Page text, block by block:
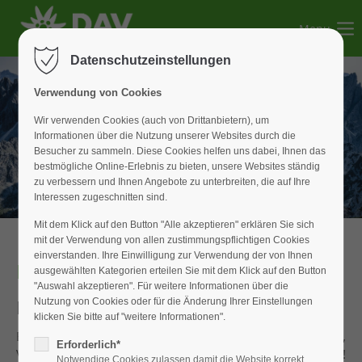
Der Eintrag "offcanvas-col2" existiert leider nicht.
Der Eintrag "offcanvas-col3" existiert leider nicht.
Der Eintrag "offcanvas-col4" existiert leider nicht.
Menu
Newsletter
Immer bestens informiert!
Bleiben Sie auf dem Laufenden über Touren,
Veranstaltungen und Neuigkeiten der Sektion Weißenburg!
Datenschutzeinstellungen
Verwendung von Cookies
Wir verwenden Cookies (auch von Drittanbietern), um
Informationen über die Nutzung unserer Websites durch die
Besucher zu sammeln. Diese Cookies helfen uns dabei, Ihnen das
bestmögliche Online-Erlebnis zu bieten, unsere Websites ständig
zu verbessern und Ihnen Angebote zu unterbreiten, die auf Ihre
Interessen zugeschnitten sind.
Mit dem Klick auf den Button "Alle akzeptieren" erklären Sie sich
mit der Verwendung von allen zustimmungspflichtigen Cookies
einverstanden. Ihre Einwilligung zur Verwendung der von Ihnen
ausgewählten Kategorien erteilen Sie mit dem Klick auf den Button
"Auswahl akzeptieren". Für weitere Informationen über die
Nutzung von Cookies oder für die Änderung Ihrer Einstellungen
klicken Sie bitte auf "weitere Informationen".
Erforderlich*
Notwendige Cookies zulassen damit die Website korrekt